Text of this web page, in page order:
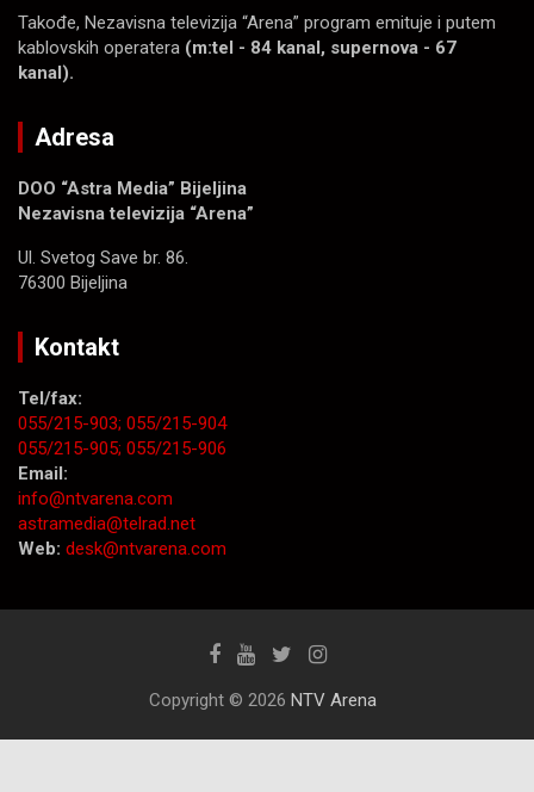
Takođe, Nezavisna televizija “Arena” program emituje i putem
kablovskih operatera (m:tel - 84 kanal, supernova - 67
kanal).
Adresa
DOO “Astra Media” Bijeljina
Nezavisna televizija “Arena”
Ul. Svetog Save br. 86.
76300 Bijeljina
Kontakt
Tel/fax:
055/215-903; 055/215-904
055/215-905; 055/215-906
Email:
info@ntvarena.com
astramedia@telrad.net
Web: desk@ntvarena.com
Copyright © 2026 NTV Arena